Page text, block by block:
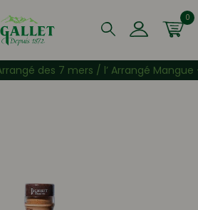
vous ?
0
des 7 mers / l’ Arrangé